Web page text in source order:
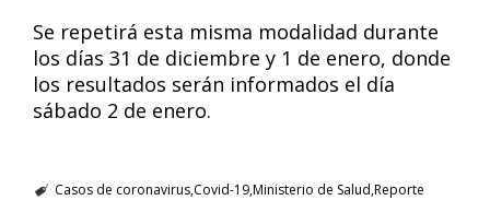
Se repetirá esta misma modalidad durante
los días 31 de diciembre y 1 de enero, donde
los resultados serán informados el día
sábado 2 de enero.
Casos de coronavirusCovid-19Ministerio de Salud Reporte